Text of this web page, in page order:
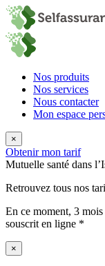
Nos produits
Nos services
Nous contacter
Mon espace
×
Obtenir mon tarif
Mutuelle santé dans
Retrouvez tous nos
En ce moment, 3
souscrit en ligne *
×